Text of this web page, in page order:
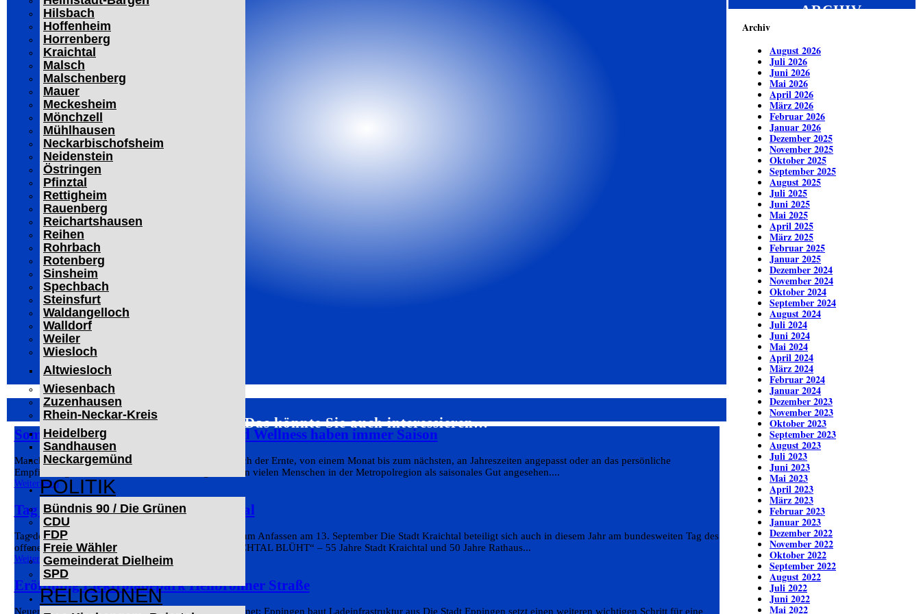
Hilsbach
Hoffenheim
Horrenberg
Kraichtal
Malsch
Malschenberg
Mauer
Meckesheim
Mönchzell
Mühlhausen
Neckarbischofsheim
Neidenstein
Östringen
Pfinztal
Rettigheim
Rauenberg
Reichartshausen
Reihen
Rohrbach
Rotenberg
Sinsheim
Spechbach
Steinsfurt
Waldangelloch
Walldorf
Weiler
Wiesloch
Altwiesloch
Wiesenbach
Zuzenhausen
Rhein-Neckar-Kreis
Heidelberg
Sandhausen
Neckargemünd
POLITIK
Bündnis 90 / Die Grünen
CDU
FDP
Freie Wähler
Gemeinderat Dielheim
SPD
RELIGIONEN
Das könnte Sie auch interessieren…
Sommer bei Pfitzenmeier: Fitness und Wellness haben immer Saison
Manches passt nur zu einer bestimmten Zeit. Kurz nach der Ernte, von einem Monat bis zum nächsten, an Jahreszeiten angepasst oder an das persönliche
Empfinden gebunden. Fitness und Ernährung wird von vielen Menschen in der Metropolregion als saisonales Gut angesehen....
Weiterlesen
Tag des offenen Denkmals in Kraichtal
Tag des offenen Denkmals in Kraichtal: Geschichte zum Anfassen am 13. September Die Stadt Kraichtal beteiligt sich auch in diesem Jahr am bundesweiten Tag des
offenen Denkmals. Im kleinen Jubiläumsjahr „KRAICHTAL BLÜHT“ – 55 Jahre Stadt Kraichtal und 50 Jahre Rathaus...
Weiterlesen
Eröffnung Elektroladepark Heilbronner Straße
Neuer Elektroladepark in der Heilbronner Straße eröffnet: Eppingen baut Ladeinfrastruktur aus Die Stadt Eppingen setzt einen weiteren wichtigen Schritt für eine
ARCHIV
Archiv
August 2026
Juli 2026
Juni 2026
Mai 2026
April 2026
März 2026
Februar 2026
Januar 2026
Dezember 2025
November 2025
Oktober 2025
September 2025
August 2025
Juli 2025
Juni 2025
Mai 2025
April 2025
März 2025
Februar 2025
Januar 2025
Dezember 2024
November 2024
Oktober 2024
September 2024
August 2024
Juli 2024
Juni 2024
Mai 2024
April 2024
März 2024
Februar 2024
Januar 2024
Dezember 2023
November 2023
Oktober 2023
September 2023
August 2023
Juli 2023
Juni 2023
Mai 2023
April 2023
März 2023
Februar 2023
Januar 2023
Dezember 2022
November 2022
Oktober 2022
September 2022
August 2022
Juli 2022
Juni 2022
Mai 2022